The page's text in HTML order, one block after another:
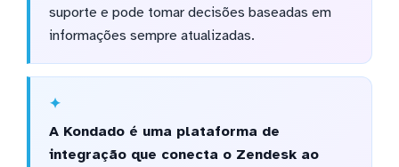
suporte e pode tomar decisões baseadas em
informações sempre atualizadas.
A Kondado é uma plataforma de
integração que conecta o Zendesk ao